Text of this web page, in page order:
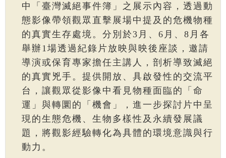
中「臺灣滅絕事件簿」之展示內容，透過動
態影像帶領觀眾直擊展場中提及的危機物種
的真實生存處境。分別於3月、6月、8月各
舉辦1場透過紀錄片放映與映後座談，邀請
導演或保育專家擔任主講人，剖析導致滅絕
的真實兇手。提供開放、具啟發性的交流平
台，讓觀眾從影像中看見物種面臨的「命
運」與轉圜的「機會」，進一步探討片中呈
現的生態危機、生物多樣性及永續發展議
題，將觀影經驗轉化為具體的環境意識與行
動力。